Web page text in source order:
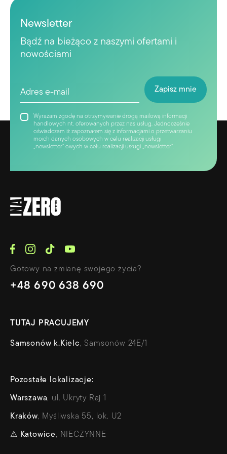
Newsletter
Bądź na bieżąco z naszymi ofertami i
nowościami
Wyrażam zgodę na otrzymywanie drogą mailową informacji
handlowych nt. oferowanych przez nas usług. Jednocześnie
oświadczam iż zapoznałem się z informacjami o przetwarzaniu
moich danych osobowych w celu realizacji usługi
„newsletter”.owych w celu realizacji usługi „newsletter”.
Gotowy na zmianę swojego życia?
+48 690 638 690
TUTAJ PRACUJEMY
Samsonów k.Kielc, Samsonów 24E/1
Pozostałe lokalizacje:
Warszawa, ul. Ukryty Raj 1
Kraków, Myśliwska 55, lok. U2
⚠ Katowice, NIECZYNNE